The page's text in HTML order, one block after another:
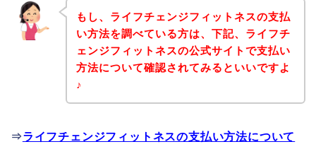
もし、ライフチェンジフィットネスの支払
い方法を調べている方は、下記、ライフチ
ェンジフィットネスの公式サイトで支払い
方法について確認されてみるといいですよ
♪
⇒ライフチェンジフィットネスの支払い方法について